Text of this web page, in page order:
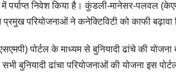
पर्याप्त निवेश किया है। कुंडली-मानेसर-पलवल
परियोजनाओं ने कनेक्टिविटी को काफी
पोर्टल के माध्यम से बुनियादी ढांचे की योजना
बुनियादी ढांचा परियोजनाओं की योजना इस